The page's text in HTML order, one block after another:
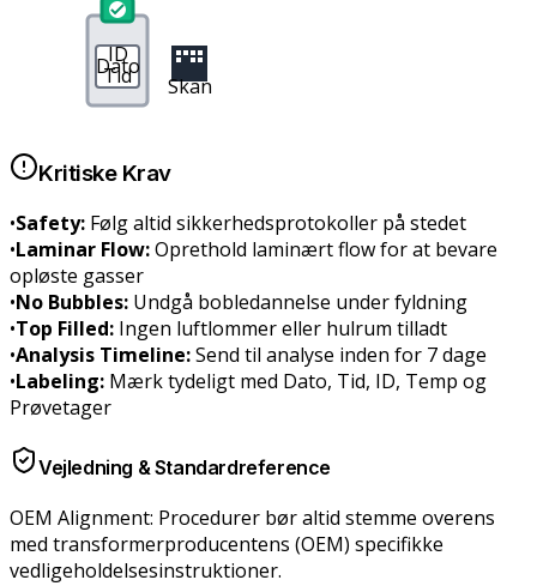
ID
Dato
Tid Skan
Kritiske Krav
•Safety: Følg altid sikkerhedsprotokoller på stedet
•Laminar Flow:Oprethold laminært flow for at bevare
opløste gasser
•No Bubbles: Undgå bobledannelse under fyldning
•Top Filled: Ingen luftlommer eller hulrum tilladt
•Analysis Timeline:Send til analyse inden for 7 dage
•Labeling: Mærk tydeligt med Dato, Tid, ID, Temp og
Prøvetager
Vejledning & Standardreference
OEM Alignment: Procedurer bør altid stemme overens
med transformerproducentens (OEM) specifikke
vedligeholdelsesinstruktioner.